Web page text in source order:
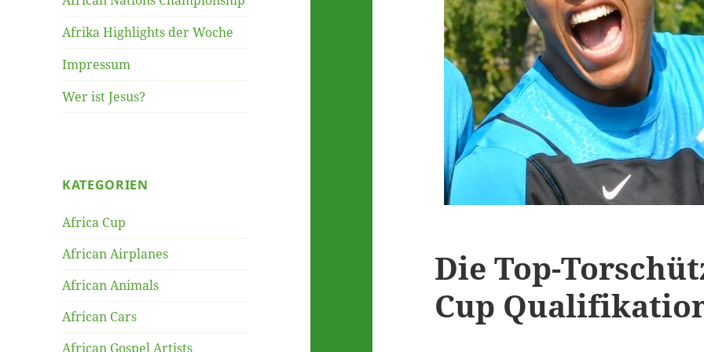
Afrika Highlights der Woche
Impressum
Wer ist Jesus?
KATEGORIEN
Africa Cup
African Airplanes
African Animals
African Cars
African Gospel Artists
Die Top-
Cup